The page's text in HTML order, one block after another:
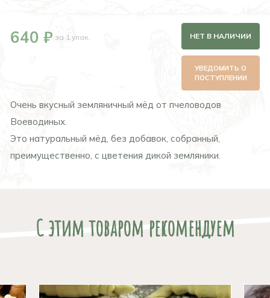
640 ₽ за 1 упак. НЕТ В НАЛИЧИИ
УВЕДОМИТЬ О
ПОСТУПЛЕНИИ
Очень вкусный земляничный мёд от пчеловодов
Воеводиных.
Это натуральный мёд, без добавок, собранный,
преимущественно, с цветения дикой земляники.
С этим товаром рекомендуем